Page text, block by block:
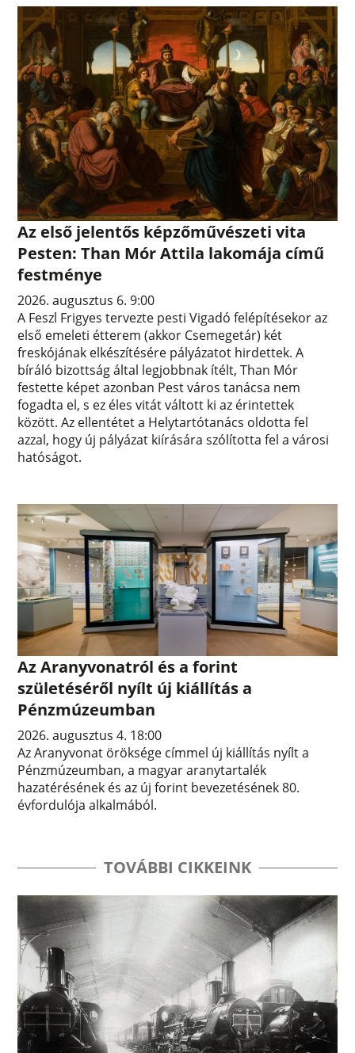
Az első jelentős képzőművészeti vita
Pesten: Than Mór Attila lakomája című
festménye
2026. augusztus 6. 9:00
A Feszl Frigyes tervezte pesti Vigadó felépítésekor az
első emeleti étterem (akkor Csemegetár) két
freskójának elkészítésére pályázatot hirdettek. A
bíráló bizottság által legjobbnak ítélt, Than Mór
festette képet azonban Pest város tanácsa nem
fogadta el, s ez éles vitát váltott ki az érintettek
között. Az ellentétet a Helytartótanács oldotta fel
azzal, hogy új pályázat kiírására szólította fel a városi
hatóságot.
Az Aranyvonatról és a forint
születéséről nyílt új kiállítás a
Pénzmúzeumban
2026. augusztus 4. 18:00
Az Aranyvonat öröksége címmel új kiállítás nyílt a
Pénzmúzeumban, a magyar aranytartalék
hazatérésének és az új forint bevezetésének 80.
évfordulója alkalmából.
TOVÁBBI CIKKEINK